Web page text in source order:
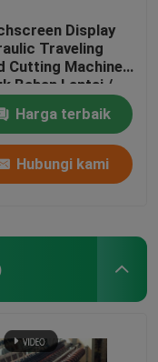
Display
Traveling
Cutting Machine
Bahan Lantai /
Harga terbaik
Hubungi kami